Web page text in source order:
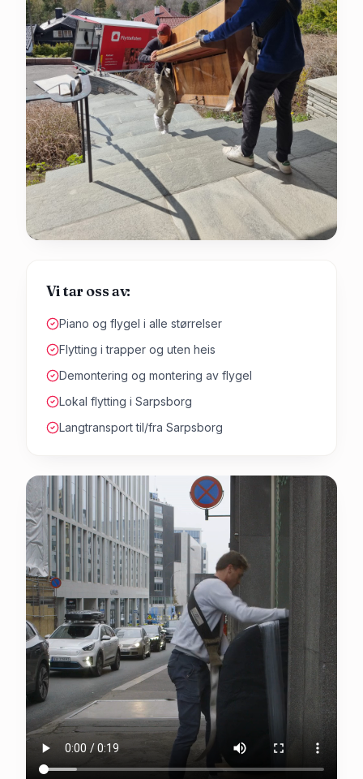
Vi tar oss av:
Piano og flygel i alle størrelser
Flytting i trapper og uten heis
Demontering og montering av flygel
Lokal flytting i Sarpsborg
Langtransport til/fra Sarpsborg